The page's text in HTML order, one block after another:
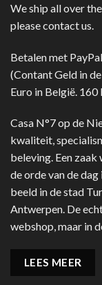
We ship all over
please contact us.
Betalen met
(Contant Geld in
Euro in België. 160
Casa N°7 op de
kwaliteit,
beleving. Een zaak
de orde van de
beeld in de stad
Antwerpen. De
webshop, maar in
LEES MEER